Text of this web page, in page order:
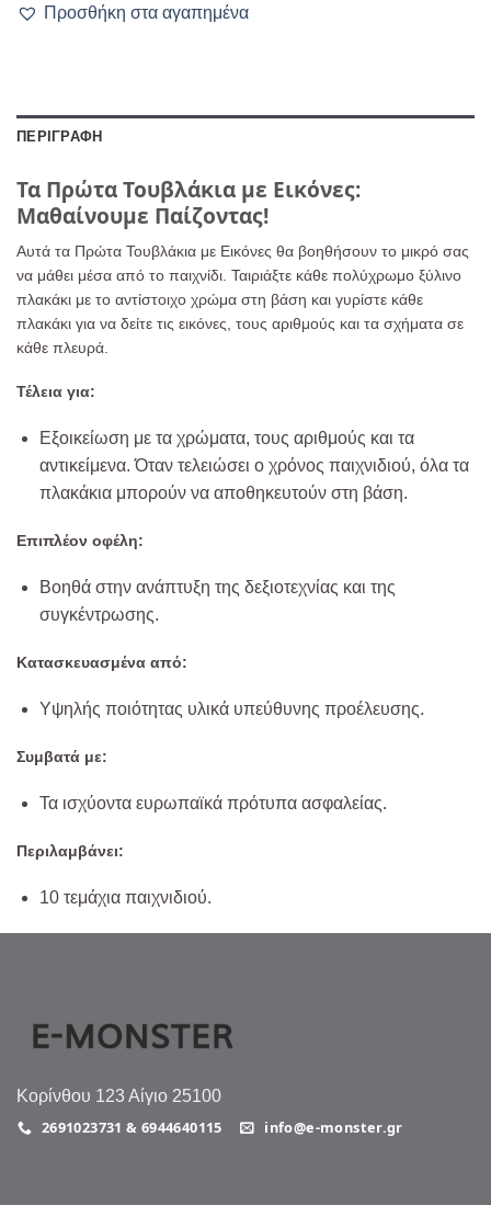
Προσθήκη στα αγαπημένα
ΠΕΡΙΓΡΑΦΉ
Τα Πρώτα Τουβλάκια με Εικόνες:
Μαθαίνουμε Παίζοντας!
Αυτά τα Πρώτα Τουβλάκια με Εικόνες θα βοηθήσουν το μικρό σας
να μάθει μέσα από το παιχνίδι. Ταιριάξτε κάθε πολύχρωμο ξύλινο
πλακάκι με το αντίστοιχο χρώμα στη βάση και γυρίστε κάθε
πλακάκι για να δείτε τις εικόνες, τους αριθμούς και τα σχήματα σε
κάθε πλευρά.
Τέλεια για:
Εξοικείωση με τα χρώματα, τους αριθμούς και τα
αντικείμενα. Όταν τελειώσει ο χρόνος παιχνιδιού, όλα τα
πλακάκια μπορούν να αποθηκευτούν στη βάση.
Επιπλέον οφέλη:
Βοηθά στην ανάπτυξη της δεξιοτεχνίας και της
συγκέντρωσης.
Κατασκευασμένα από:
Υψηλής ποιότητας υλικά υπεύθυνης προέλευσης.
Συμβατά με:
Τα ισχύοντα ευρωπαϊκά πρότυπα ασφαλείας.
Περιλαμβάνει:
10 τεμάχια παιχνιδιού.
Κορίνθου 123 Αίγιο 25100
2691023731 & 6944640115 info@e-monster.gr